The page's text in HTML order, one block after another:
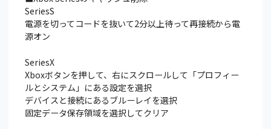
SeriesS
電源を切ってコードを抜いて2分以上待って再接続から電
源オン
SeriesX
Xboxボタンを押して、右にスクロールして「プロフィー
ルとシステム」にある設定を選択
デバイスと接続にあるブルーレイを選択
固定データ保存領域を選択してクリア